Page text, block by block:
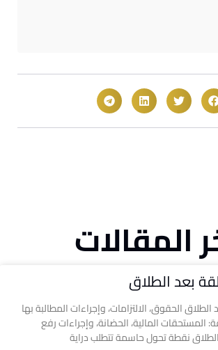
المقالات
بعد الطلاق
الحقوق، الالتزامات، وإجراءات المطالبة بها
المالية، الحضانة، وإجراءات رفع
نقطة تحول حاسمة تتطلب دراية